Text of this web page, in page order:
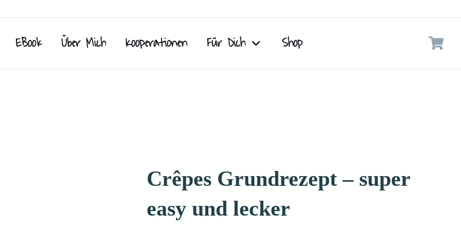
EBook Über Mich Kooperationen Für Dich Shop
Crêpes Grundrezept – super
easy und lecker